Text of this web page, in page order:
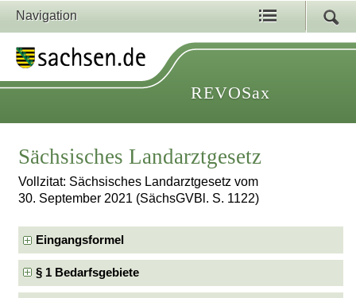
Navigation
REVOSax
Sächsisches Landarztgesetz
Vollzitat: Sächsisches Landarztgesetz vom
30. September 2021 (SächsGVBl. S. 1122)
Eingangsformel
§ 1 Bedarfsgebiete